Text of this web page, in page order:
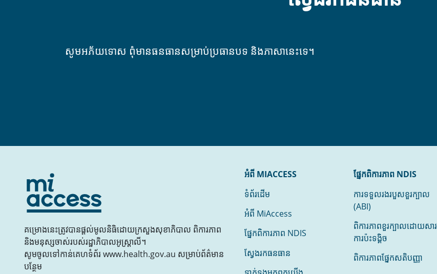
សូមអភ័យទោស ពុំមានធនធានសម្រាប់ប្រធានបទ និងភាសានេះទេ។
គម្រោងនេះត្រូវបានផ្តល់មូលនិធិដោយក្រសួងសុខាភិបាល ពិការភាព
និងមនុស្សចាស់របស់រដ្ឋាភិបាលអូស្ត្រាលី។
សូមចូលទៅកាន់គេហទំព័រ www.health.gov.au សម្រាប់ព័ត៌មាន
បន្ថែម
អំពី MIACCESS
ទំព័រដើម
អំពី MiAccess
ផ្នែកពិការភាព NDIS
ស្វែងរកធនធាន
ផ្នែកពិការភាព NDIS
ការទទួលរងរបួសខួរក្បាល
(ABI)
ពិការភាពខួរក្បាលដោយសារ
ការប៉ះទង្គិច
ពិការភាពផ្នែកសតិបញ្ញា